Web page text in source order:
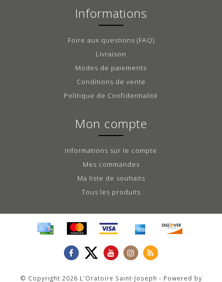
Informations
Foire aux questions (FAQ)
Livraison
Modes de paiements
Conditions de vente
Politique de Confidentialité
Mon compte
Informations sur le compte
Mes commandes
Ma liste de souhaits
Tous les produits
© Copyright 2026 L'Oratoire Saint-Joseph - Powered by